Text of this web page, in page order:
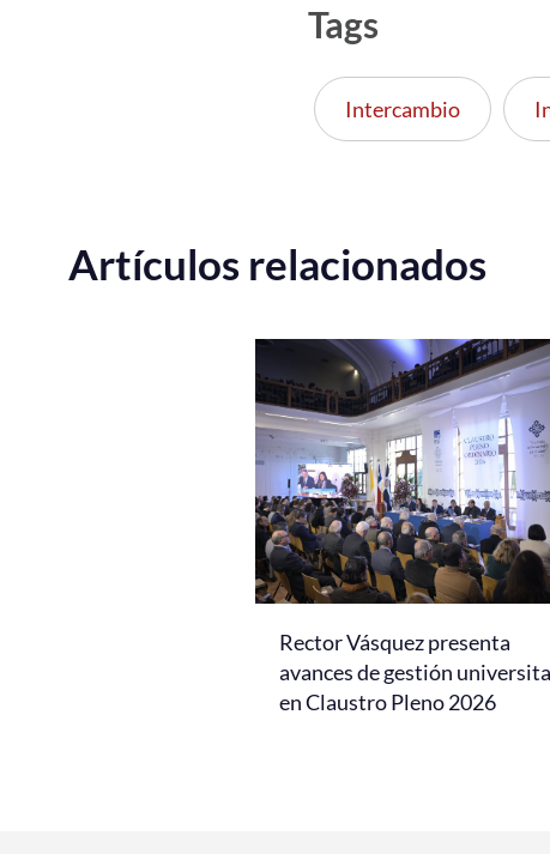
Tags
Intercambio
Artículos relacionados
Rector Vásquez presenta
avances de gestión
en Claustro Pleno 2026